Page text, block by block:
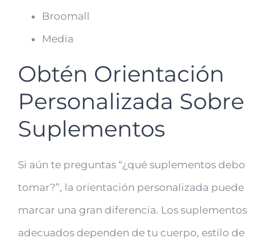
Broomall
Media
Obtén Orientación
Personalizada Sobre
Suplementos
Si aún te preguntas “¿qué suplementos debo
tomar?”, la orientación personalizada puede
marcar una gran diferencia. Los suplementos
adecuados dependen de tu cuerpo, estilo de